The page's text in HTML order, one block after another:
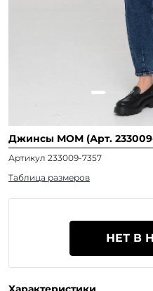
Джинсы МОМ (Арт.
Артикул 233009-7357
Таблица размеров
НЕТ В